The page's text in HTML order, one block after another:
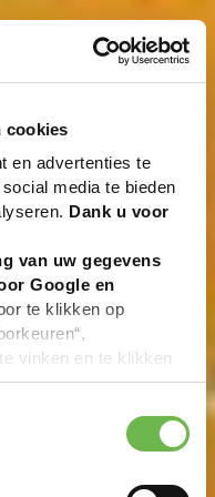
cookies
en advertenties te
media te bieden
Dank u voor
van uw gegevens
Google en
te klikken op
te vinken en te klikken
stemt u er ook mee in
1 lit. a DSGVO. De
Justitie beoordeeld